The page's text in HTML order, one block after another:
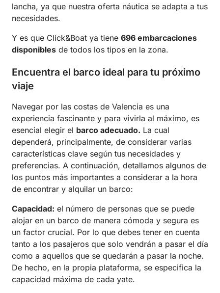
lancha, ya que nuestra oferta náutica se adapta a tus
necesidades.
Y es que Click&Boat ya tiene 696 embarcaciones
disponibles de todos los tipos en la zona.
Encuentra el barco ideal para tu próximo
viaje
Navegar por las costas de Valencia es una
experiencia fascinante y para vivirla al máximo, es
esencial elegir el barco adecuado. La cual
dependerá, principalmente, de considerar varias
características clave según tus necesidades y
preferencias. A continuación, detallamos algunos de
los puntos más importantes a considerar a la hora
de encontrar y alquilar un barco:
Capacidad: el número de personas que se puede
alojar en un barco de manera cómoda y segura es
un factor crucial. Por lo que debes tener en cuenta
tanto a los pasajeros que solo vendrán a pasar el día
como a aquellos que se quedarán a pasar la noche.
De hecho, en la propia plataforma, se especifica la
capacidad máxima de cada yate.